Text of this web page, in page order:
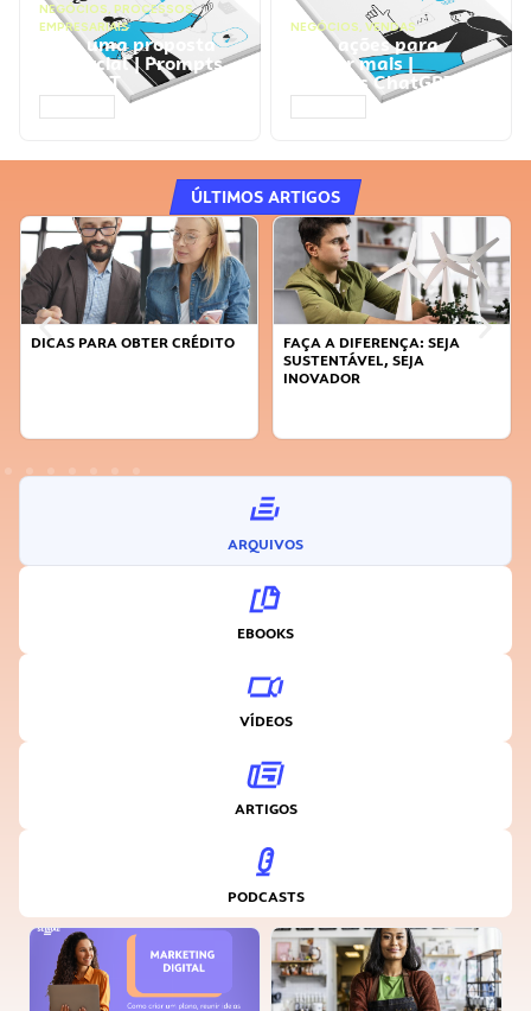
NEGÓCIOS, PROCESSOS
EMPRESARIAIS
Faça uma proposta
comercial | Prompts
ChatGPT
NEGÓCIOS, VENDAS
Faça ações para
vender mais |
Prompts ChatGPT
ÚLTIMOS ARTIGOS
DICAS PARA OBTER CRÉDITO
FAÇA A DIFERENÇA: SEJA
SUSTENTÁVEL, SEJA
INOVADOR
ARQUIVOS
EBOOKS
VÍDEOS
ARTIGOS
PODCASTS